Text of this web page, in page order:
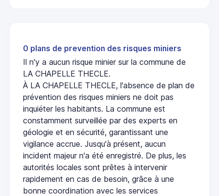
0 plans de prevention des risques miniers
Il n'y a aucun risque minier sur la commune de
LA CHAPELLE THECLE.
À LA CHAPELLE THECLE, l'absence de plan de
prévention des risques miniers ne doit pas
inquiéter les habitants. La commune est
constamment surveillée par des experts en
géologie et en sécurité, garantissant une
vigilance accrue. Jusqu'à présent, aucun
incident majeur n'a été enregistré. De plus, les
autorités locales sont prêtes à intervenir
rapidement en cas de besoin, grâce à une
bonne coordination avec les services